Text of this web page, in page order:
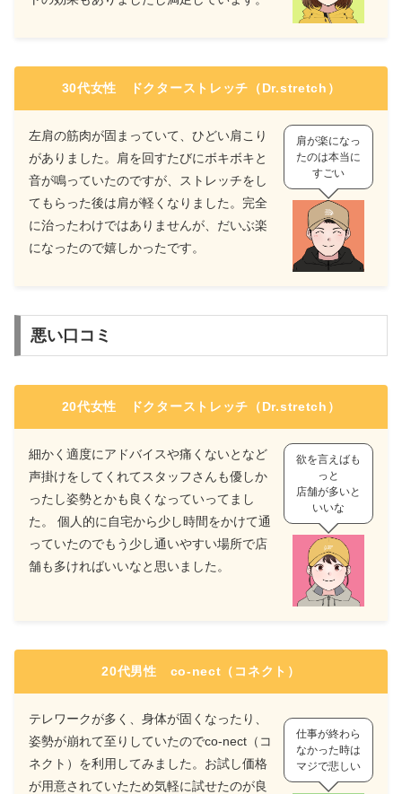
30代女性 ドクターストレッチ（Dr.stretch）
左肩の筋肉が固まっていて、ひどい肩こり
がありました。肩を回すたびにボキボキと
音が鳴っていたのですが、ストレッチをし
てもらった後は肩が軽くなりました。完全
に治ったわけではありませんが、だいぶ楽
になったので嬉しかったです。
肩が楽になっ
たのは本当に
すごい
悪い口コミ
20代女性 ドクターストレッチ（Dr.stretch）
細かく適度にアドバイスや痛くないとなど
声掛けをしてくれてスタッフさんも優しか
ったし姿勢とかも良くなっていってまし
た。 個人的に自宅から少し時間をかけて通
っていたのでもう少し通いやすい場所で店
舗も多ければいいなと思いました。
欲を言えばも
っと
店舗が多いと
いいな
20代男性 co-nect（コネクト）
テレワークが多く、身体が固くなったり、
姿勢が崩れて至りしていたのでco-nect（コ
ネクト）を利用してみました。お試し価格
が用意されていたため気軽に試せたのが良
仕事が終わら
なかった時は
マジで悲しい